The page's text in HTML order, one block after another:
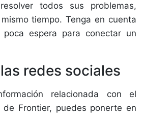
todos sus problemas,
tiempo. Tenga en cuenta
espera para conectar un
redes sociales
relacionada con el
Frontier, puedes ponerte en